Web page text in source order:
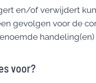
en/of verwijdert
gevolgen voor de
voor?